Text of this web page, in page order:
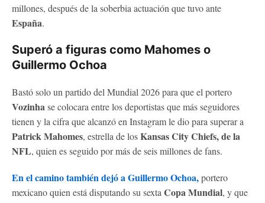
millones, después de la soberbia actuación que tuvo ante
España.
Superó a figuras como Mahomes o
Guillermo Ochoa
Bastó solo un partido del Mundial 2026 para que el portero
Vozinhase colocara entre los deportistas que más seguidores
tienen y la cifra que alcanzó en Instagram le dio para superar a
Patrick Mahomes, estrella de losKansas City Chiefs, de la
NFL, quien es seguido por más de seis millones de fans.
En el camino también dejó a Guillermo Ochoa,portero
mexicano quien está disputando su sexta Copa Mundial, y que